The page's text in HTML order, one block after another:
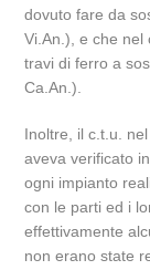
dovuto fare da
Vi.An.), e che nel
travi di ferro a
Ca.An.).
Inoltre, il c.t.u.
aveva verificato
ogni impianto
con le parti ed i
effettivamente
non erano state